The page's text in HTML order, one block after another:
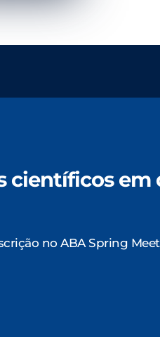
científicos em
no ABA Spring